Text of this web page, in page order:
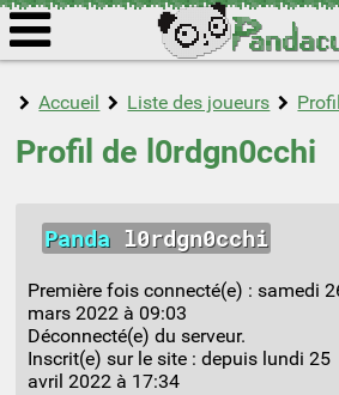
Accueil Liste des joueurs
Profil de l0rdgn0cchi
Pandal0rdgn0cchi
Première fois connecté(e) :samedi
mars 2022 à 09:03
Déconnecté(e) du serveur.
Inscrit(e) sur le site : depuis lundi 25
avril 2022 à 17:34